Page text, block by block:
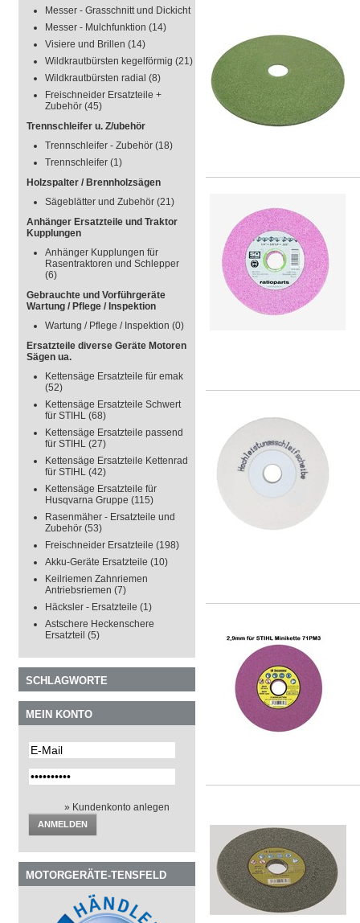
Messer - Grasschnitt und Dickicht
Messer - Mulchfunktion (14)
Visiere und Brillen (14)
Wildkrautbürsten kegelförmig (21)
Wildkrautbürsten radial (8)
Freischneider Ersatzteile +
Zubehör (45)
Trennschleifer u. Z/ubehör
Trennschleifer - Zubehör (18)
Trennschleifer (1)
Holzspalter / Brennholzsägen
Sägeblätter und Zubehör (21)
Anhänger Ersatzteile und Traktor
Kupplungen
Anhänger Kupplungen für
Rasentraktoren und Schlepper
(6)
Gebrauchte und Vorführgeräte
Wartung / Pflege / Inspektion
Wartung / Pflege / Inspektion (0)
Ersatzteile diverse Geräte Motoren
Sägen ua.
Kettensäge Ersatzteile für emak
(52)
Kettensäge Ersatzteile Schwert
für STIHL (68)
Kettensäge Ersatzteile passend
für STIHL (27)
Kettensäge Ersatzteile Kettenrad
für STIHL (42)
Kettensäge Ersatzteile für
Husqvarna Gruppe (115)
Rasenmäher - Ersatzteile und
Zubehör (53)
Freischneider Ersatzteile (198)
Akku-Geräte Ersatzteile (10)
Keilriemen Zahnriemen
Antriebsriemen (7)
Häcksler - Ersatzteile (1)
Astschere Heckenschere
Ersatzteil (5)
SCHLAGWORTE
MEIN KONTO
» Kundenkonto anlegen
ANMELDEN
MOTORGERÄTE-TENSFELD